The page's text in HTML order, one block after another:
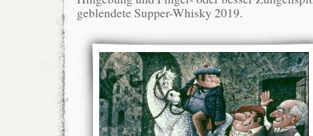
geblendete Supper-Whisky 2019.